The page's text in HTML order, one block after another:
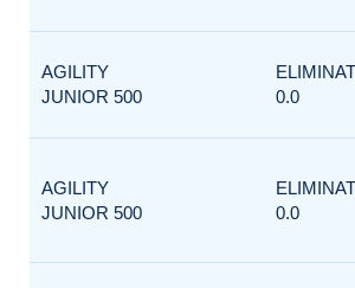
AGILITY
JUNIOR 500
0.0
AGILITY
JUNIOR 500
0.0